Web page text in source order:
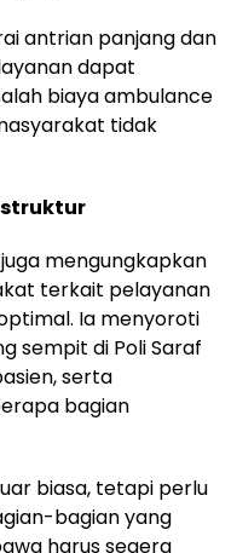
antrian panjang dan
dapat
biaya ambulance
tidak
juga mengungkapkan
terkait pelayanan
Ia menyoroti
sempit di Poli Saraf
serta
bagian
biasa, tetapi perlu
bagian yang
harus segera